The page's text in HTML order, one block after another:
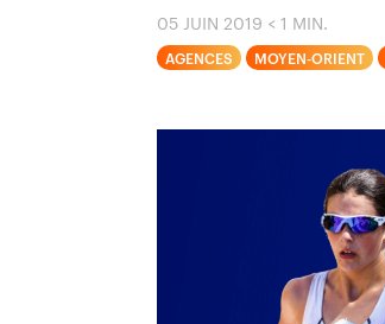
05 JUIN 2019 < 1 MIN.
AGENCES MOYEN-ORIENT